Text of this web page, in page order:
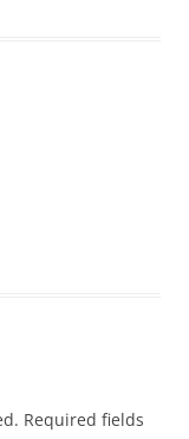
Required fields